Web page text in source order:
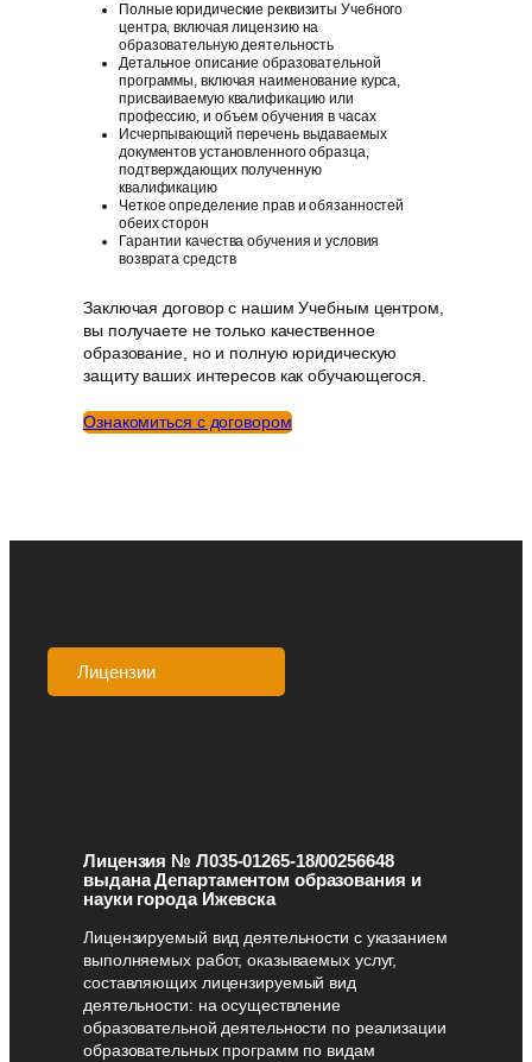
Полные юридические реквизиты Учебного
центра, включая лицензию на
образовательную деятельность
Детальное описание образовательной
программы, включая наименование курса,
присваиваемую квалификацию или
профессию, и объем обучения в часах
Исчерпывающий перечень выдаваемых
документов установленного образца,
подтверждающих полученную
квалификацию
Четкое определение прав и обязанностей
обеих сторон
Гарантии качества обучения и условия
возврата средств
Заключая договор с нашим Учебным центром,
вы получаете не только качественное
образование, но и полную юридическую
защиту ваших интересов как обучающегося.
Ознакомиться с договором
Лицензии
Лицензия № Л035-01265-18/00256648
выдана Департаментом образования и
науки города Ижевска
Лицензируемый вид деятельности с указанием
выполняемых работ, оказываемых услуг,
составляющих лицензируемый вид
деятельности: на осуществление
образовательной деятельности по реализации
образовательных программ по видам